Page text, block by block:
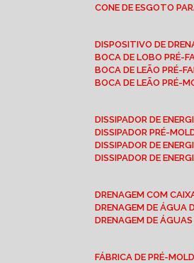
CONE DE ESGOTO
DISPOSITIVO DE
BOCA DE LOBO PRÉ-
BOCA DE LEÃO PRÉ-
BOCA DE LEÃO PRÉ-
DISSIPADOR DE
DISSIPADOR PRÉ-
DISSIPADOR DE
DISSIPADOR DE
DRENAGEM COM
DRENAGEM DE ÁGUA
DRENAGEM DE
FÁBRICA DE PRÉ-